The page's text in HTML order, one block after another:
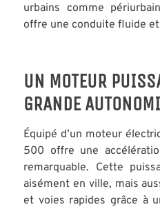
urbains comme
offre une conduite fluide
UN MOTEUR
GRANDE
Équipé d’un moteur
500 offre une
remarquable. Cette
aisément en ville, mais
et voies rapides grâce à